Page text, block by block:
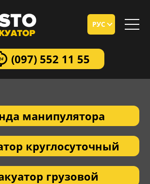
РУС
(097) 552 11 55
манипулятора
круглосуточный
грузовой